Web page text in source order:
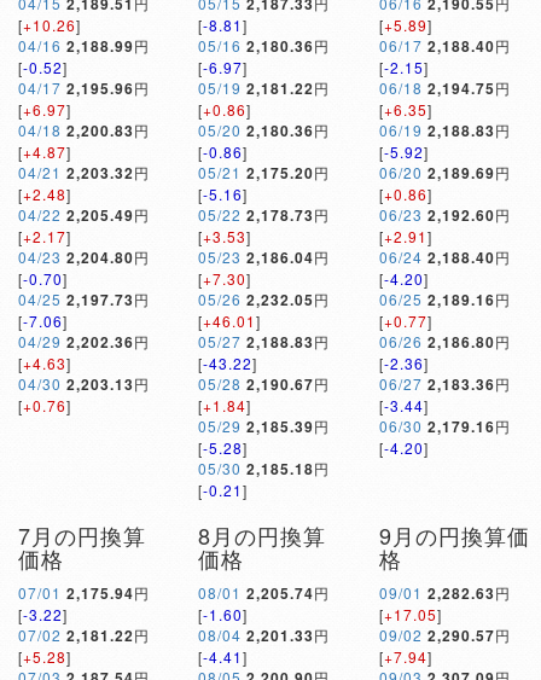
[+10.26]
04/16 2,188.99円
[-0.52]
04/17 2,195.96円
[+6.97]
04/18 2,200.83円
[+4.87]
04/21 2,203.32円
[+2.48]
04/22 2,205.49円
[+2.17]
04/23 2,204.80円
[-0.70]
04/25 2,197.73円
[-7.06]
04/29 2,202.36円
[+4.63]
04/30 2,203.13円
[+0.76]
[-8.81]
05/16 2,180.36円
[-6.97]
05/19 2,181.22円
[+0.86]
05/20 2,180.36円
[-0.86]
05/21 2,175.20円
[-5.16]
05/22 2,178.73円
[+3.53]
05/23 2,186.04円
[+7.30]
05/26 2,232.05円
[+46.01]
05/27 2,188.83円
[-43.22]
05/28 2,190.67円
[+1.84]
05/29 2,185.39円
[-5.28]
05/30 2,185.18円
[-0.21]
[+5.89]
06/17 2,188.40円
[-2.15]
06/18 2,194.75円
[+6.35]
06/19 2,188.83円
[-5.92]
06/20 2,189.69円
[+0.86]
06/23 2,192.60円
[+2.91]
06/24 2,188.40円
[-4.20]
06/25 2,189.16円
[+0.77]
06/26 2,186.80円
[-2.36]
06/27 2,183.36円
[-3.44]
06/30 2,179.16円
[-4.20]
7月の円換算
価格
07/01 2,175.94円
[-3.22]
07/02 2,181.22円
[+5.28]
8月の円換算
価格
08/01 2,205.74円
[-1.60]
08/04 2,201.33円
[-4.41]
9月の円換算価
格
09/01 2,282.63円
[+17.05]
09/02 2,290.57円
[+7.94]